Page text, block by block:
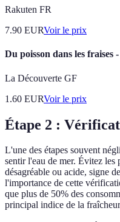
Rakuten FR
7.90 EURVoir le prix
Du poisson dans les
La Découverte GF
1.60 EURVoir le prix
Étape 2 :
L'une des étapes souvent
sentir l'eau de mer. Évitez les
désagréable ou acide, signe
l'importance de cette
que plus de 50% des
principal indice de la